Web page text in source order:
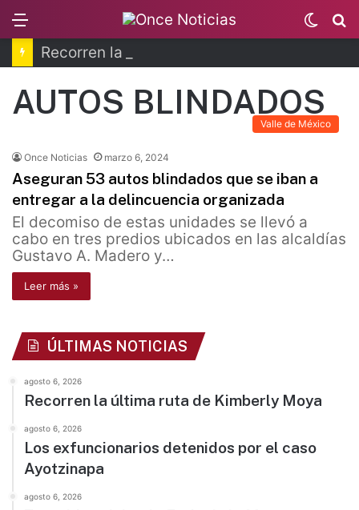
Switch
skin
AUTOS BLINDADOS
Valle de México
Once Noticias marzo 6, 2024
Aseguran 53 autos blindados que se iban a
entregar a la delincuencia organizada
El decomiso de estas unidades se llevó a
cabo en tres predios ubicados en las alcaldías
Gustavo A. Madero y…
Leer más »
ÚLTIMAS NOTICIAS
agosto 6, 2026
Recorren la última ruta de Kimberly Moya
agosto 6, 2026
Los exfuncionarios detenidos por el caso
Ayotzinapa
agosto 6, 2026